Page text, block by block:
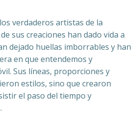
verdaderos artistas de la
sus creaciones han dado vida a
dejado huellas imborrables y han
en que entendemos y
Sus líneas, proporciones y
estilos, sino que crearon
el paso del tiempo y